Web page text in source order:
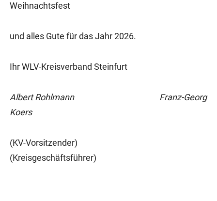
Weihnachtsfest
und alles Gute für das Jahr 2026.
Ihr WLV-Kreisverband Steinfurt
Albert Rohlmann Franz-Georg
Koers
(KV-Vorsitzender)
(Kreisgeschäftsführer)